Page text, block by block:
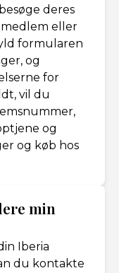
deres
medlem eller
formularen
og
for
vil du
og
og køb hos
min
Iberia
du kontakte